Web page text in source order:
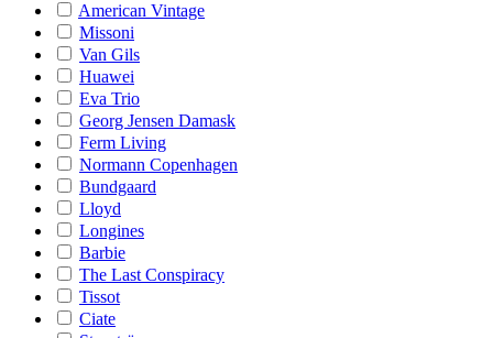
American Vintage
Missoni
Van Gils
Huawei
Eva Trio
Georg Jensen Damask
Ferm Living
Normann Copenhagen
Bundgaard
Lloyd
Longines
Barbie
The Last Conspiracy
Tissot
Ciate